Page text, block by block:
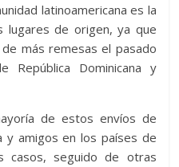
latinoamericana es la
lugares de origen, ya que
más remesas el pasado
Dominicana y
de estos envíos de
y amigos en los países de
seguido de otras